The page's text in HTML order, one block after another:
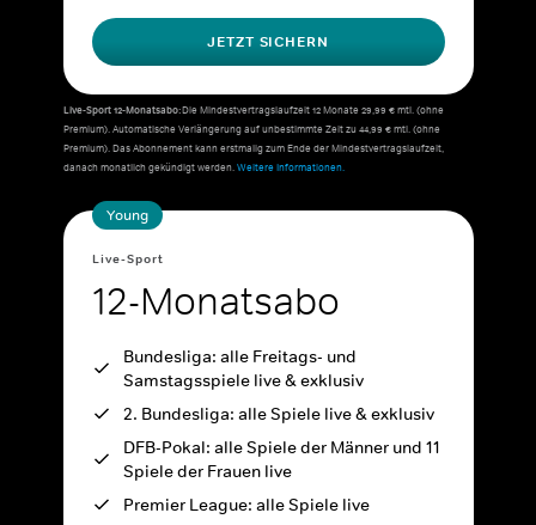
JETZT SICHERN
Live-Sport 12-Monatsabo:Die Mindestvertragslaufzeit 12 Monate 29,99 € mtl. (ohne
Premium). Automatische Verlängerung auf unbestimmte Zeit zu 44,99 € mtl. (ohne
Premium). Das Abonnement kann erstmalig zum Ende der Mindestvertragslaufzeit,
danach monatlich gekündigt werden.Weitere Informationen.
Young
Live-Sport
12-Monatsabo
Bundesliga: alle Freitags- und
Samstagsspiele live & exklusiv
2. Bundesliga: alle Spiele live & exklusiv
DFB-Pokal: alle Spiele der Männer und 11
Spiele der Frauen live
Premier League: alle Spiele live